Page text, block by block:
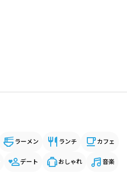
ラーメン ランチ カフェ
デート おしゃれ 音楽